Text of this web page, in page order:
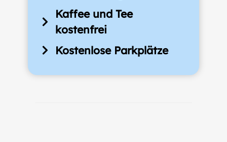
Kaffee und Tee
kostenfrei
Kostenlose Parkplätze